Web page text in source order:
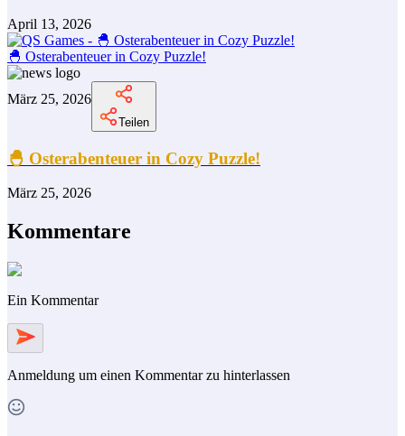
April 13, 2026
🐣 Osterabenteuer in Cozy Puzzle!
März 25, 2026
Teilen
🐣 Osterabenteuer in Cozy Puzzle!
März 25, 2026
Kommentare
Ein Kommentar
Anmeldung um einen Kommentar zu hinterlassen